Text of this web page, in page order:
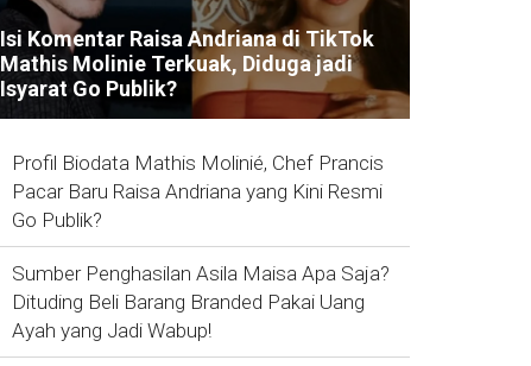
Isi Komentar Raisa Andriana di TikTok
Mathis Molinie Terkuak, Diduga jadi
Isyarat Go Publik?
Profil Biodata Mathis Molinié, Chef Prancis
Pacar Baru Raisa Andriana yang Kini Resmi
Go Publik?
Sumber Penghasilan Asila Maisa Apa Saja?
Dituding Beli Barang Branded Pakai Uang
Ayah yang Jadi Wabup!